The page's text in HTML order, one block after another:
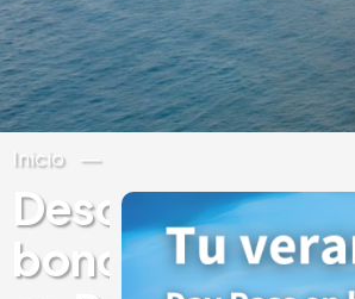
Inicio
Descubre
bonos regalo